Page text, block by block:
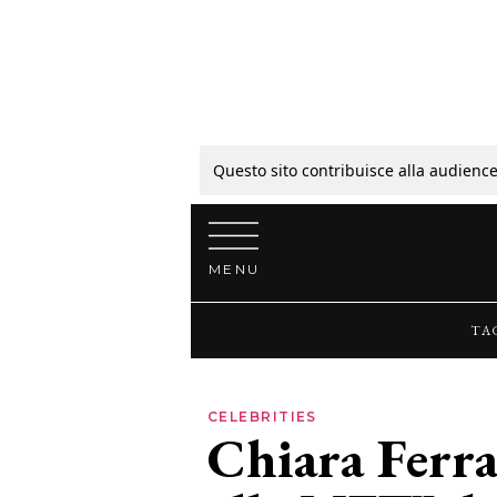
Questo sito contribuisce alla
Vai al contenuto
MENU
CELEBRITIES
Chiara